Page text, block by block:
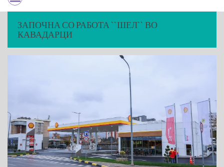
ЗАПОЧНА СО РАБОТА ``ШЕЛ`` ВО
КАВАДАРЦИ